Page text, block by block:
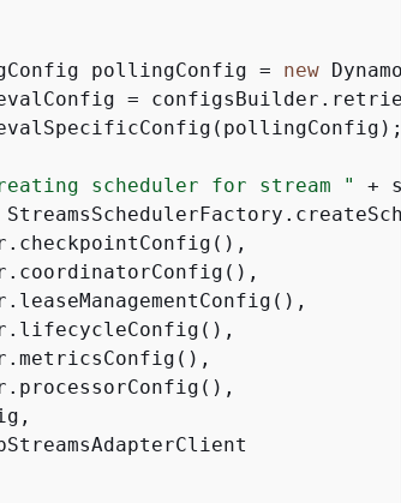
pollingConfig =
new
=
scheduler for stream "
+